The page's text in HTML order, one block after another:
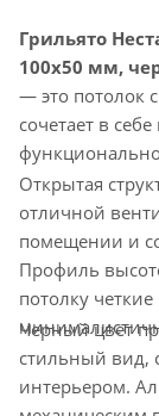
Грильято
100х50 мм,
— это потолок
сочетает в
Открытая
отличной
помещении и
Профиль
потолку
Черный цвет
стильный вид,
интерьером.